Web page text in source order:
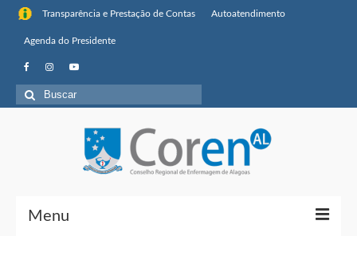
Transparência e Prestação de Contas Autoatendimento
Agenda do Presidente
Buscar
por:
Menu